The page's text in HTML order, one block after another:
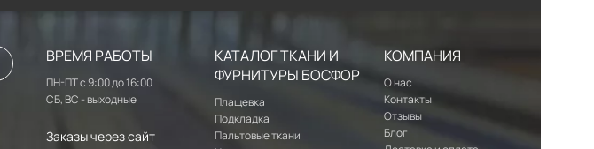
ВРЕМЯ РАБОТЫ
ПН-ПТ с 9:00 до 16:00
СБ, ВС - выходные
Заказы через сайт
КАТАЛОГ ТКАНИ И
ФУРНИТУРЫ БОСФОР
Плащевка
Подкладка
Пальтовые ткани
КОМПАНИЯ
О нас
Контакты
Отзывы
Блог